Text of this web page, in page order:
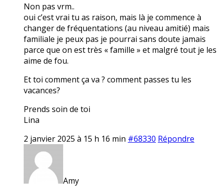
Non pas vrm..
oui c’est vrai tu as raison, mais là je commence à
changer de fréquentations (au niveau amitié) mais
familiale je peux pas je pourrai sans doute jamais
parce que on est très « famille » et malgré tout je les
aime de fou.
Et toi comment ça va ? comment passes tu les
vacances?
Prends soin de toi
Lina
2 janvier 2025 à 15 h 16 min #68330 Répondre
Amy